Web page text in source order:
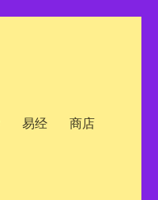
易经 商店